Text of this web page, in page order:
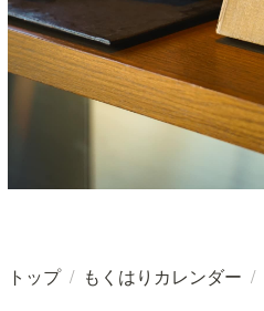
トップ / もくはりカレンダー /